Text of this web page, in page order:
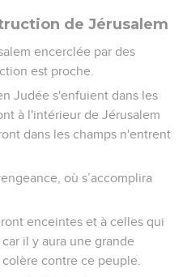
de Jérusalem
encerclée par des
est proche.
Judée s'enfuient dans les
à l'intérieur de Jérusalem
dans les champs n'entrent
où s’accomplira
enceintes et à celles qui
il y aura une grande
contre ce peuple.